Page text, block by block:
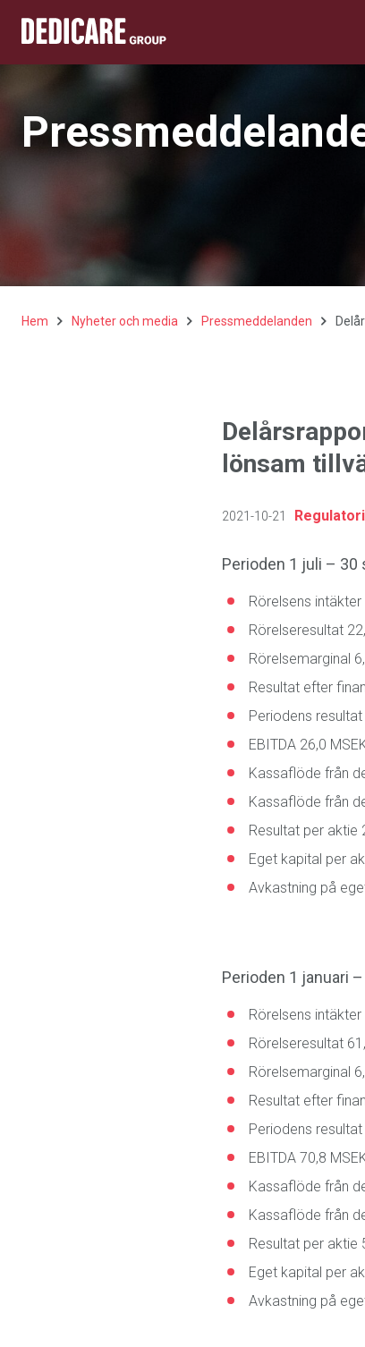
Hem Nyheter och media Pressmeddelanden
lönsam
2021-10-21
Perioden 1 juli – 30
Rörelsens
Rörelseresultat
Rörelsemarginal
Resultat efter
Periodens
EBITDA 26,0
Kassaflöde från
Kassaflöde från
Resultat per aktie
Eget kapital per
Avkastning på
Perioden 1 januari
Rörelsens
Rörelseresultat
Rörelsemarginal
Resultat efter
Periodens
EBITDA 70,8
Kassaflöde från
Kassaflöde från
Resultat per aktie
Eget kapital per
Avkastning på